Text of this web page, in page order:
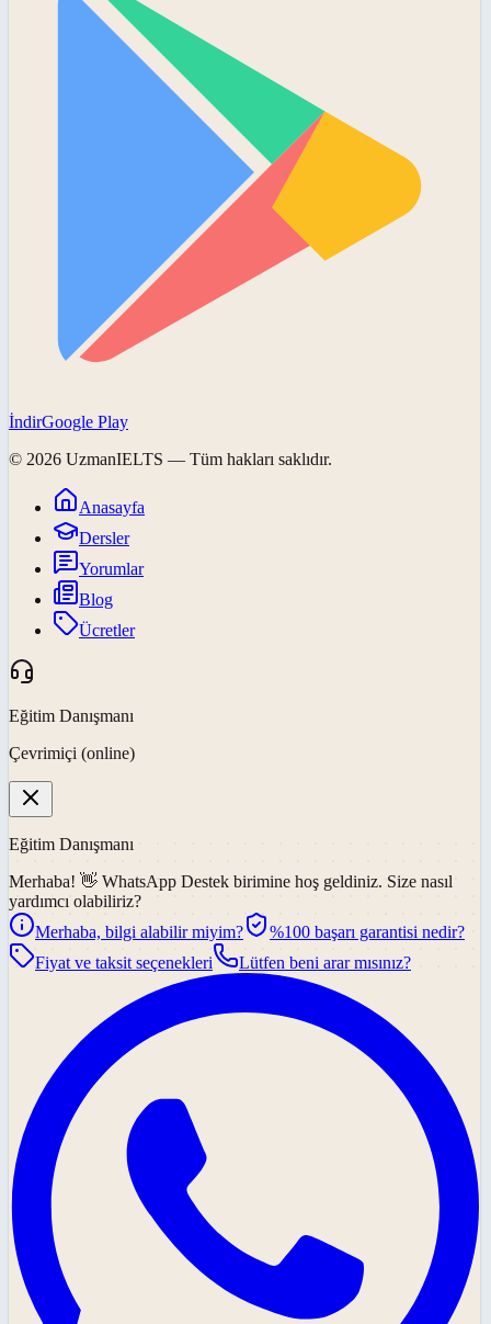
İndirGoogle Play
© 2026 UzmanIELTS — Tüm hakları saklıdır.
Anasayfa
Dersler
Yorumlar
Blog
Ücretler
Eğitim Danışmanı
Çevrimiçi (online)
Eğitim Danışmanı
Merhaba! 👋 WhatsApp Destek birimine hoş geldiniz. Size nasıl
yardımcı olabiliriz?
Merhaba, bilgi alabilir miyim?
%100 başarı garantisi nedir?
Fiyat ve taksit seçenekleri
Lütfen beni arar mısınız?